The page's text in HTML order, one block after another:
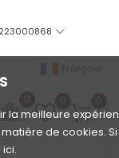
la meilleure
de cookies.